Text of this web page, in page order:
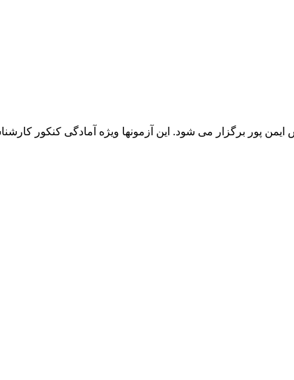
پور برگزار می شود. این آزمونها ویژه آمادگی کنکور